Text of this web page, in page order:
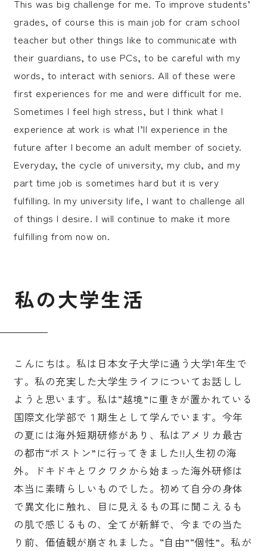
This was big challenge for me. To improve students’
grades, of course this is main job for cram school
teacher but other things like to communicate with
their guardians, to use PCs, to be careful with my
words, to interact with seniors. All of these were
first experiences for me and were difficult for me.
Sometimes I feel high stress, but I think what I
experience at work is what I’ll experience in the
future after I become an adult member of society.
Everyday, the cycle of university, my club, and my
part time job is sometimes hard but it is very
fulfilling. In my university life, I want to challenge all
of things I desire. I will continue to make it more
fulfilling from now on.
私の大学生活
こんにちは。私は日本女子大学に通う大学1年生で
す。私の充実した大学生ライフについてお話しし
ようと思います。私は“越境”に重きが置かれている
国際文化学部で１期生として学んでいます。今年
の夏には海外短期研修があり、私はアメリカ最古
の都市“ボストン”に行ってきました!!人生初の海
外。ドキドキとワクワクから始まった海外研修は
本当に素晴らしいものでした。初めて自分の身体
で異文化に触れ、目に見えるもの耳に聞こえるも
の肌で感じるもの、全てが新鮮で、今までの当た
り前、価値観が崩されました。“自由”“個性”。私が